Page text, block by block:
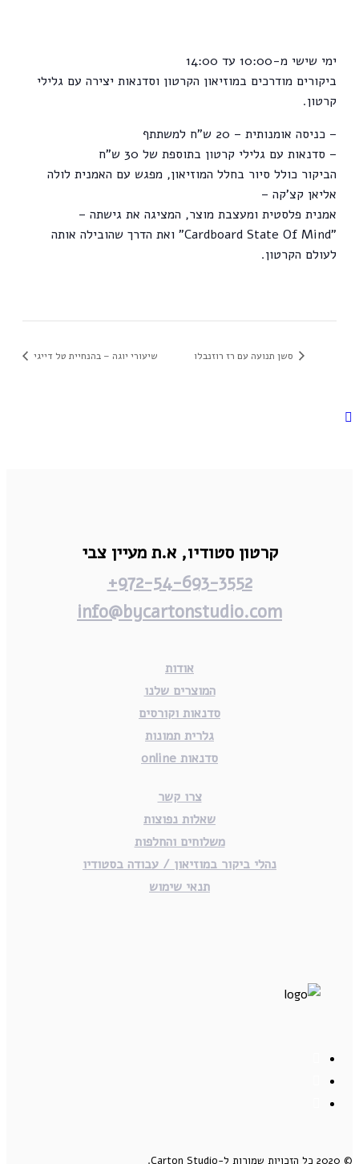
ימי שישי מ-10:00 עד 14:00
ביקורים מודרכים במוזיאון הקרטון וסדנאות יצירה עם גלילי
קרטון.
– כניסה אומנותית – 20 ש"ח למשתתף
– סדנאות עם גלילי קרטון בתוספת של 30 ש"ח
הביקור כולל סיור בחלל המוזיאון, מפגש עם האמנית לולה
אליאן קצ'קה –
אמנית פלסטית ומעצבת מוצר, המציגה את גישתה –
"Cardboard State Of Mind" ואת הדרך שהובילה אותה
לעולם הקרטון.
סשן תנועה עם רז רוזנבלו שיעורי יוגה – בהנחיית טל דייגי
קרטון סטודיו,א.ת מעיין צבי
972-54-693-3552+
info@bycartonstudio.com
אודות
המוצרים שלנו
סדנאות וקורסים
גלרית תמונות
סדנאות online
צרו קשר
שאלות נפוצות
משלוחים והחלפות
נהלי ביקור במוזיאון / עבודה בסטודיו
תנאי שימוש
© 2020 כל הזכויות שמורות ל-Carton Studio.